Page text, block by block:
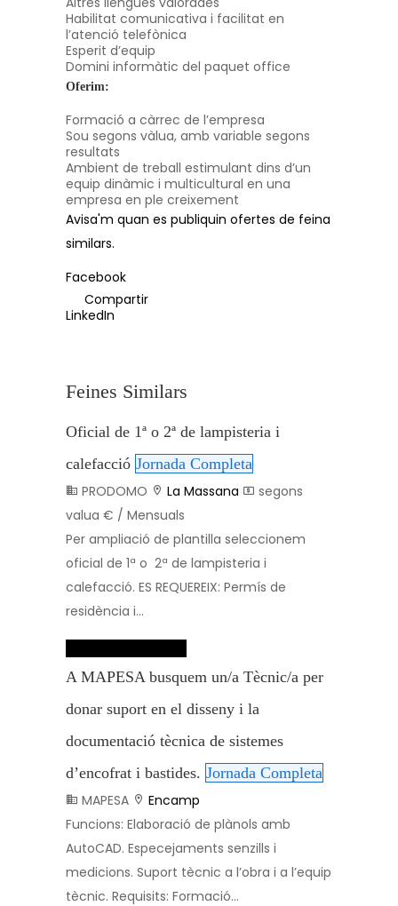
Habilitat comunicativa i facilitat en
l’atenció telefònica
Esperit d’equip
Domini informàtic del paquet office
Oferim:
Formació a càrrec de l’empresa
Sou segons vàlua, amb variable segons
resultats
Ambient de treball estimulant dins d’un
equip dinàmic i multicultural en una
empresa en ple creixement
Avisa'm quan es publiquin ofertes de feina
similars.
Facebook
Compartir
LinkedIn
Feines Similars
Oficial de 1ª o 2ª de lampisteria i
calefacció Jornada Completa
PRODOMO
La Massana
segons
valua € / Mensuals
Per ampliació de plantilla seleccionem
oficial de 1ª o 2ª de lampisteria i
calefacció. ES REQUEREIX: Permís de
residència i...
A MAPESA busquem un/a Tècnic/a per
donar suport en el disseny i la
documentació tècnica de sistemes
d’encofrat i bastides. Jornada Completa
MAPESA
Encamp
Funcions: Elaboració de plànols amb
AutoCAD. Especejaments senzills i
medicions. Suport tècnic a l’obra i a l’equip
tècnic. Requisits: Formació...